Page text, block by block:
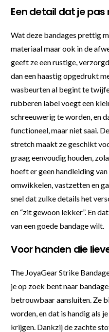
Een detail dat je
Wat deze bandages prettig
materiaal maar ook in de
geeft ze een rustige,
dan een haastig opgedrukt
wasbeurten al begint te
rubberen label voegt een
schreeuwerig te worden, en
functioneel, maar niet saai.
stretch maakt ze geschikt
graag eenvoudig houden,
hoeft er geen handleiding
omwikkelen, vastzetten en
snel dat zulke details het
en “zit gewoon lekker”. En
van een goede bandage wilt.
Voor handen die
The JoyaGear Strike
je op zoek bent naar
betrouwbaar aansluiten. Ze
worden, en dat is handig als
krijgen. Dankzij de zachte